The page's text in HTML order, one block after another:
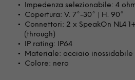
Impedenza selezionabile: 4
Copertura: V. 7°-30° | H. 90°
Connettori: 2 x SpeakOn NL4
(through)
IP rating: IP64
Materiale: acciaio inossidabile
Colore: nero